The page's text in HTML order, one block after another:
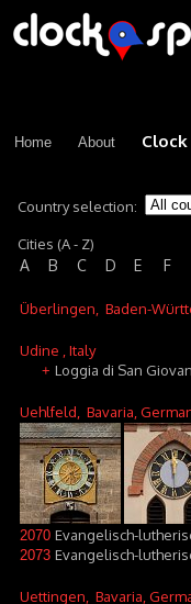
Home About
Country selection:
Cities (A - Z)
A B C D E F
Überlingen , Baden-
Udine , Italy
+ Loggia di San
Uehlfeld , Bavaria,
2070 Evangelisch-
2073 Evangelisch-
Uettingen , Bavaria,